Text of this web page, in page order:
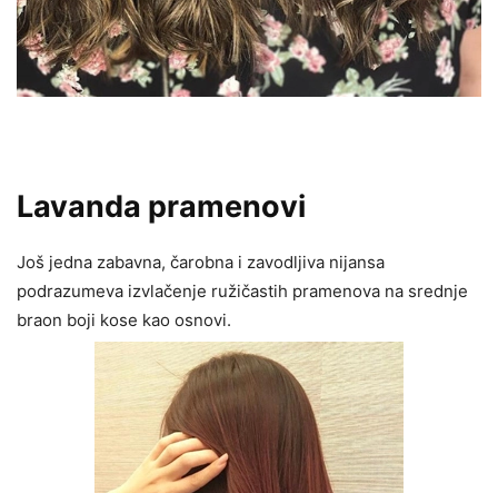
Lavanda pramenovi
Još jedna zabavna, čarobna i zavodljiva nijansa
podrazumeva izvlačenje ružičastih pramenova na srednje
braon boji kose kao osnovi.